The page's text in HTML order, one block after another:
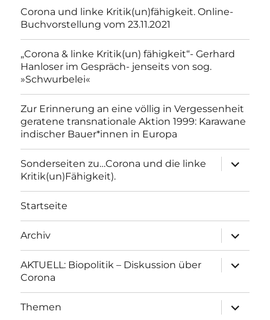
Corona und linke Kritik(un)fähigkeit. Online-
Buchvorstellung vom 23.11.2021
„Corona & linke Kritik(un) fähigkeit“- Gerhard
Hanloser im Gespräch- jenseits von sog.
»Schwurbelei«
Zur Erinnerung an eine völlig in Vergessenheit
geratene transnationale Aktion 1999: Karawane
indischer Bauer*innen in Europa
Sonderseiten zu…Corona und die linke
Kritik(un)Fähigkeit).
anzeigen
Startseite
Archiv
anzeigen
AKTUELL: Biopolitik – Diskussion über
Corona
anzeigen
Themen
anzeigen